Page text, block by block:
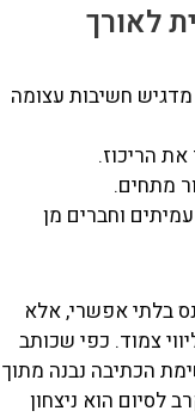
לאורך
חשיבות עצומה
הריכוז.
וחברים מן
בלתי אפשרי, אלא
צמוד. כפי שכותב
הכתיבה נבנה מתוך
הוא ניצחון